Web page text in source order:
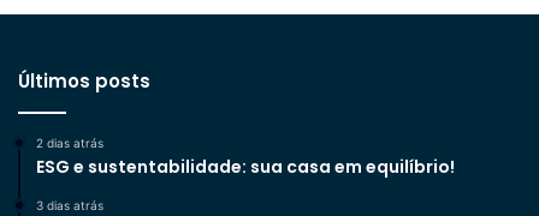
Últimos posts
2 dias atrás
ESG e sustentabilidade: sua casa em equilíbrio!
3 dias atrás